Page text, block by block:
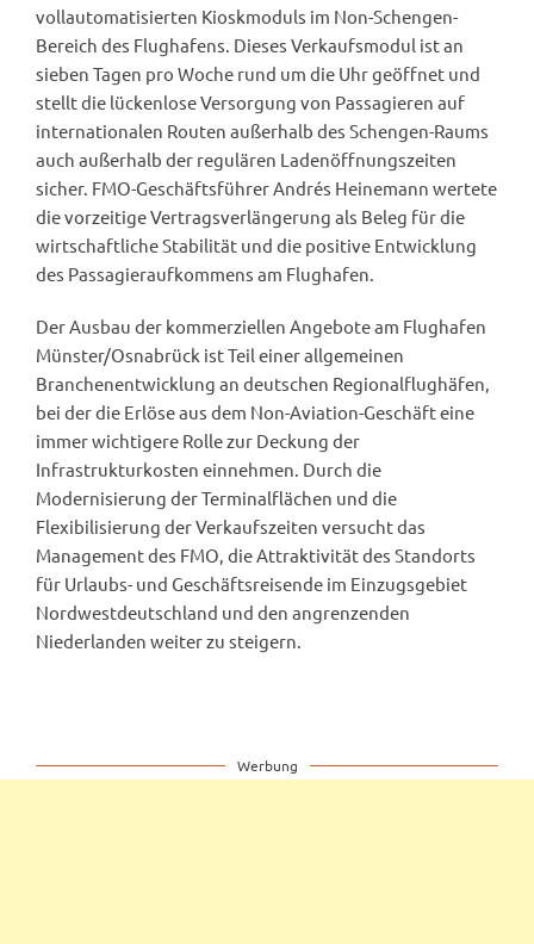
vollautomatisierten Kioskmoduls im Non-Schengen-
Bereich des Flughafens. Dieses Verkaufsmodul ist an
sieben Tagen pro Woche rund um die Uhr geöffnet und
stellt die lückenlose Versorgung von Passagieren auf
internationalen Routen außerhalb des Schengen-Raums
auch außerhalb der regulären Ladenöffnungszeiten
sicher. FMO-Geschäftsführer Andrés Heinemann wertete
die vorzeitige Vertragsverlängerung als Beleg für die
wirtschaftliche Stabilität und die positive Entwicklung
des Passagieraufkommens am Flughafen.
Der Ausbau der kommerziellen Angebote am Flughafen
Münster/Osnabrück ist Teil einer allgemeinen
Branchenentwicklung an deutschen Regionalflughäfen,
bei der die Erlöse aus dem Non-Aviation-Geschäft eine
immer wichtigere Rolle zur Deckung der
Infrastrukturkosten einnehmen. Durch die
Modernisierung der Terminalflächen und die
Flexibilisierung der Verkaufszeiten versucht das
Management des FMO, die Attraktivität des Standorts
für Urlaubs- und Geschäftsreisende im Einzugsgebiet
Nordwestdeutschland und den angrenzenden
Niederlanden weiter zu steigern.
Werbung